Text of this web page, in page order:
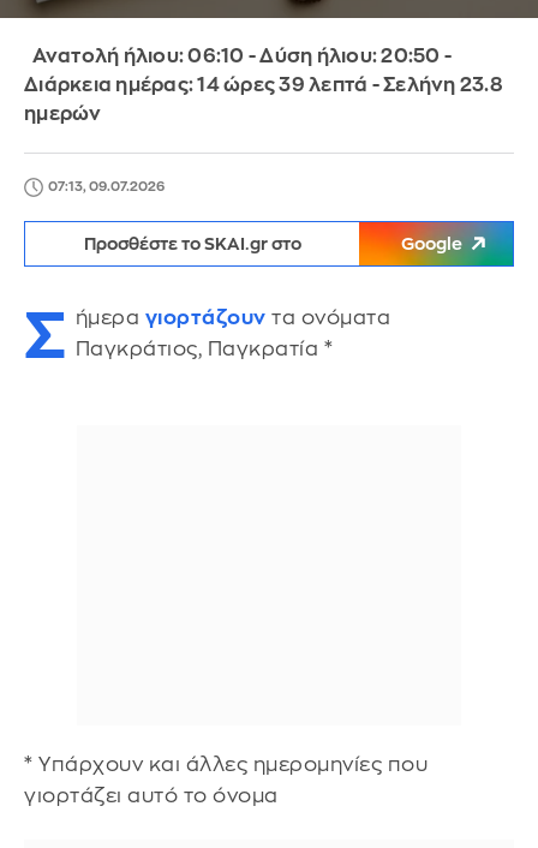
Ανατολή ήλιου: 06:10 - Δύση ήλιου: 20:50 -
Διάρκεια ημέρας: 14 ώρες 39 λεπτά - Σελήνη 23.8
ημερών
07:13, 09.07.2026
Προσθέστε το SKAI.gr στο Google
Σ ήμερα γιορτάζουν τα ονόματα
Παγκράτιος, Παγκρατία *
* Υπάρχουν και άλλες ημερομηνίες που
γιορτάζει αυτό το όνομα